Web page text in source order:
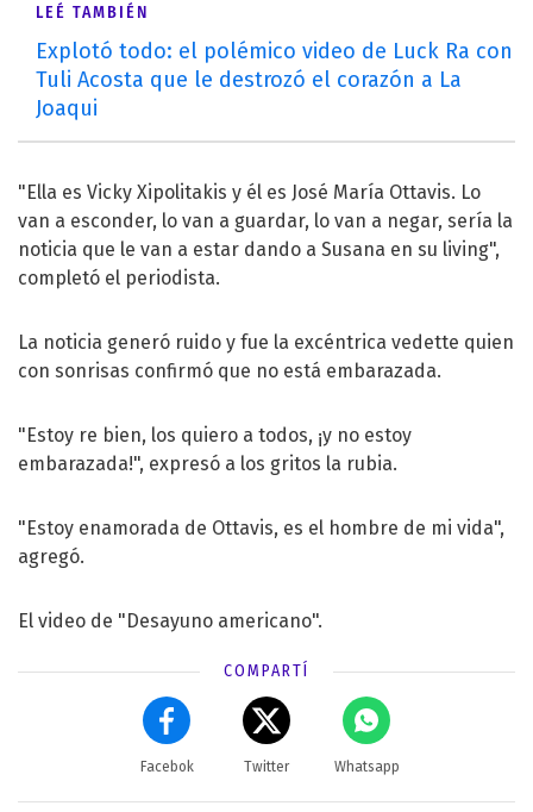
LEÉ TAMBIÉN
Explotó todo: el polémico video de Luck Ra con
Tuli Acosta que le destrozó el corazón a La
Joaqui
"Ella es Vicky Xipolitakis y él es José María Ottavis. Lo
van a esconder, lo van a guardar, lo van a negar, sería la
noticia que le van a estar dando a Susana en su living",
completó el periodista.
La noticia generó ruido y fue la excéntrica vedette quien
con sonrisas confirmó que no está embarazada.
"Estoy re bien, los quiero a todos, ¡y no estoy
embarazada!", expresó a los gritos la rubia.
"Estoy enamorada de Ottavis, es el hombre de mi vida",
agregó.
El video de "Desayuno americano".
COMPARTÍ
Facebok Twitter Whatsapp